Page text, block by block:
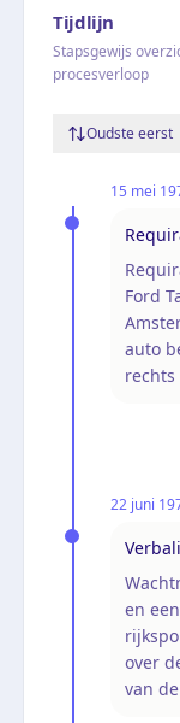
Tijdlijn
Stapsgewijs
procesverloop
Oudste eerst
15 mei
Ford
auto
rechts
22 juni
en
over
van